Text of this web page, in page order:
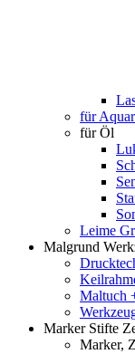
für
für Öl
Leime
Malgrund
Maltuch
Marker Stifte
Marker,